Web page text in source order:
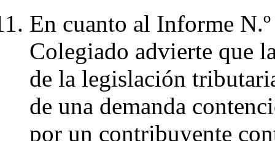
En cuanto al Informe
Colegiado advierte que
de la legislación
de una demanda
por un contribuyente